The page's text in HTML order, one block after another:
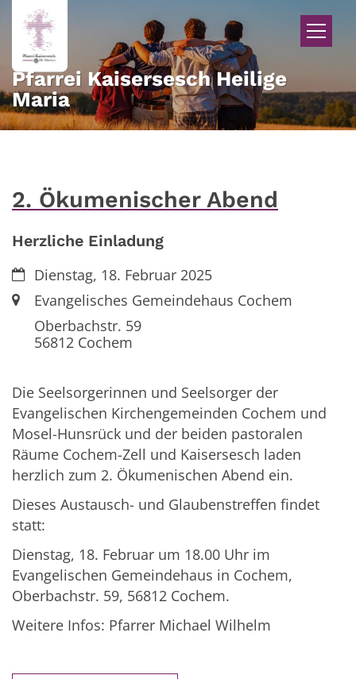
Zum Inhalt springen
Pfarrei Kaisersesch Heilige
Maria
2. Ökumenischer Abend
Herzliche Einladung
Datum:Dienstag, 18. Februar 2025
Ort:Evangelisches Gemeindehaus Cochem
Oberbachstr. 59
56812Cochem
Die Seelsorgerinnen und Seelsorger der
Evangelischen Kirchengemeinden Cochem und
Mosel-Hunsrück und der beiden pastoralen
Räume Cochem-Zell und Kaisersesch laden
herzlich zum 2. Ökumenischen Abend ein.
Dieses Austausch- und Glaubenstreffen findet
statt:
Dienstag, 18. Februar um 18.00 Uhr im
Evangelischen Gemeindehaus in Cochem,
Oberbachstr. 59, 56812 Cochem.
Weitere Infos: Pfarrer Michael Wilhelm